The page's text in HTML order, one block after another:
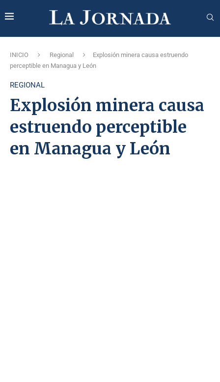
INICIO Regional
Explosión minera causa estruendo
perceptible en Managua y León
REGIONAL
Explosión minera causa
estruendo perceptible
en Managua y León